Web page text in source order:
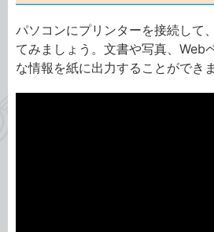
パソコンにプリンターを接続して
てみましょう。文書や写真、Web
な情報を紙に出力することができま